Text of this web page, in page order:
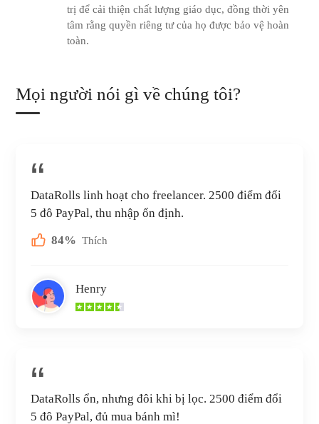
trị để cải thiện chất lượng giáo dục, đồng thời yên
tâm rằng quyền riêng tư của họ được bảo vệ hoàn
toàn.
Mọi người nói gì về chúng tôi?
DataRolls linh hoạt cho freelancer. 2500 điểm đổi
5 đô PayPal, thu nhập ổn định.
84% Thích
Henry
DataRolls ổn, nhưng đôi khi bị lọc. 2500 điểm đổi
5 đô PayPal, đủ mua bánh mì!